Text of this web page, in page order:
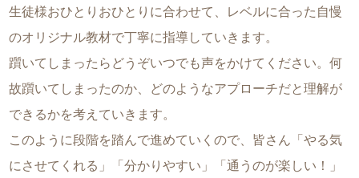
生徒様おひとりおひとりに合わせて、レベルに合った自慢
のオリジナル教材で丁寧に指導していきます。
躓いてしまったらどうぞいつでも声をかけてください。何
故躓いてしまったのか、どのようなアプローチだと理解が
できるかを考えていきます。
このように段階を踏んで進めていくので、皆さん「やる気
にさせてくれる」「分かりやすい」「通うのが楽しい！」